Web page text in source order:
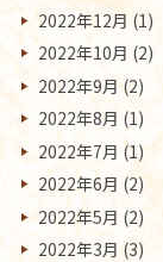
2022年12月 (1)
2022年10月 (2)
2022年9月 (2)
2022年8月 (1)
2022年7月 (1)
2022年6月 (2)
2022年5月 (2)
2022年3月 (3)